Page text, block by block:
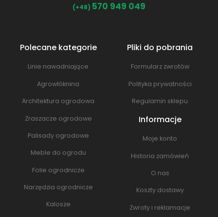
(+48) 570 949 049
Polecane kategorie
Linie nawadniające
Agrowłóknina
Architektura ogrodowa
Zraszacze ogrodowe
Palisady ogrodowe
Meble do ogrodu
Folie ogrodnicze
Narzędzia ogrodnicze
Kalosze
Pliki do pobrania
Formularz zwrotów
Polityka prywatności
Regulamin sklepu
Informacje
Moje konto
Historia zamówień
O nas
Koszty dostawy
Zwroty i reklamacje